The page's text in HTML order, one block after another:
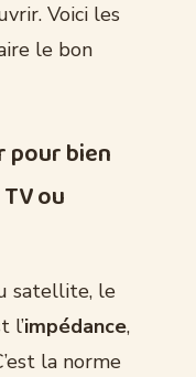
Voici les
le bon
pour bien
ou
satellite, le
l’impédance,
la norme